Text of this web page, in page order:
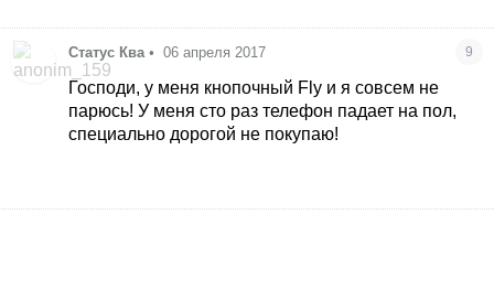
Статус Ква • 06 апреля 2017 9
Господи, у меня кнопочный Fly и я совсем не
парюсь! У меня сто раз телефон падает на пол,
специально дорогой не покупаю!